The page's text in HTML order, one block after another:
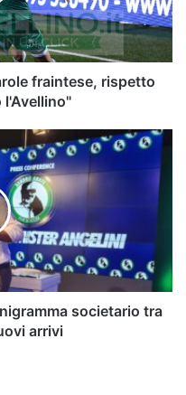
fraintese, rispetto
l'Avellino"
societario tra
arrivi